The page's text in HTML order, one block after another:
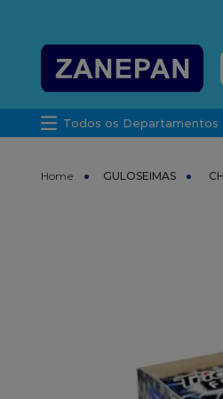
COMPRAS ACIMA DE R$
Todos os Departamentos
GULOSEIMAS